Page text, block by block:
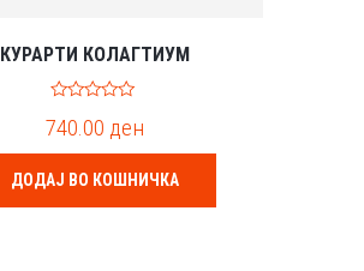
КУРАРТИ КОЛАГТИУМ
o
t
o
f
5
740.00 ден
ДОДАЈ ВО КОШНИЧКА